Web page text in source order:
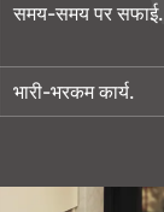
समय-समय पर सफाई.
भारी-भरकम कार्य.